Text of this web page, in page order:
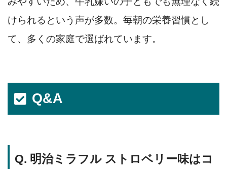
けられるという声が多数。毎朝の栄養習慣とし
て、多くの家庭で選ばれています。
Q&A
Q. 明治ミラフル ストロベリー味はコ